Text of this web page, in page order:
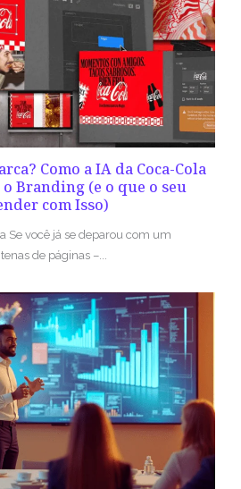
Como a IA da Coca-Cola
Branding (e o que o seu
com Isso)
Se você já se deparou com um
de páginas –...